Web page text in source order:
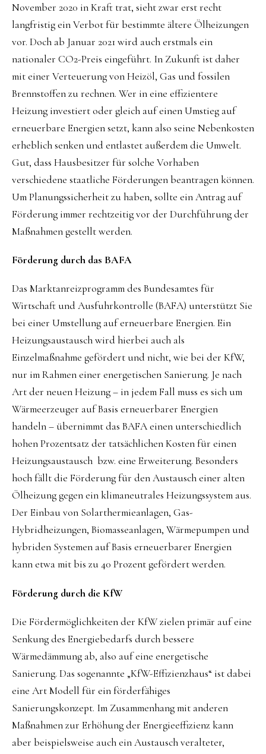
November 2020 in Kraft trat, sieht zwar erst recht
langfristig ein Verbot für bestimmte ältere Ölheizungen
vor. Doch ab Januar 2021 wird auch erstmals ein
nationaler CO2-Preis eingeführt. In Zukunft ist daher
mit einer Verteuerung von Heizöl, Gas und fossilen
Brennstoffen zu rechnen. Wer in eine effizientere
Heizung investiert oder gleich auf einen Umstieg auf
erneuerbare Energien setzt, kann also seine Nebenkosten
erheblich senken und entlastet außerdem die Umwelt.
Gut, dass Hausbesitzer für solche Vorhaben
verschiedene staatliche Förderungen beantragen können.
Um Planungssicherheit zu haben, sollte ein Antrag auf
Förderung immer rechtzeitig vor der Durchführung der
Maßnahmen gestellt werden.
Förderung durch das BAFA
Das Marktanreizprogramm des Bundesamtes für
Wirtschaft und Ausfuhrkontrolle (BAFA) unterstützt Sie
bei einer Umstellung auf erneuerbare Energien. Ein
Heizungsaustausch wird hierbei auch als
Einzelmaßnahme gefördert und nicht, wie bei der KfW,
nur im Rahmen einer energetischen Sanierung. Je nach
Art der neuen Heizung – in jedem Fall muss es sich um
Wärmeerzeuger auf Basis erneuerbarer Energien
handeln – übernimmt das BAFA einen unterschiedlich
hohen Prozentsatz der tatsächlichen Kosten für einen
Heizungsaustausch bzw. eine Erweiterung. Besonders
hoch fällt die Förderung für den Austausch einer alten
Ölheizung gegen ein klimaneutrales Heizungssystem aus.
Der Einbau von Solarthermieanlagen, Gas-
Hybridheizungen, Biomasseanlagen, Wärmepumpen und
hybriden Systemen auf Basis erneuerbarer Energien
kann etwa mit bis zu 40 Prozent gefördert werden.
Förderung durch die KfW
Die Fördermöglichkeiten der KfW zielen primär auf eine
Senkung des Energiebedarfs durch bessere
Wärmedämmung ab, also auf eine energetische
Sanierung. Das sogenannte „KfW-Effizienzhaus“ ist dabei
eine Art Modell für ein förderfähiges
Sanierungskonzept. Im Zusammenhang mit anderen
Maßnahmen zur Erhöhung der Energieeffizienz kann
aber beispielsweise auch ein Austausch veralteter,